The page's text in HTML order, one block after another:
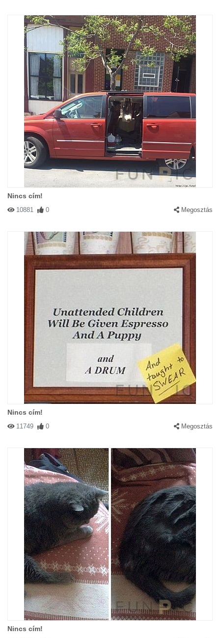
Nincs cím!
10881 0 Megosztás
Nincs cím!
11749 0 Megosztás
Nincs cím!